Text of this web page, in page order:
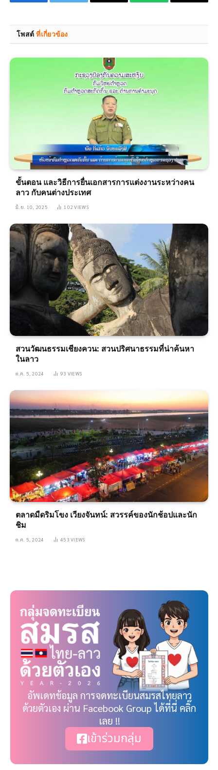
โพสต์ที่เกี่ยวข้อง
ขั้นตอน และวิธีการยื่นเอกสารการแต่งงานระหว่างคน
ลาว กับคนต่างประเทศ
มิ.ย. 10, 2025 102VIEWS
สวนวัฒนธรรมเชียงควน: สวนปริศนาธรรมที่น่าค้นหา
ในลาว
ต.ค. 5, 2024 93 VIEWS
ตลาดมืดริมโขง เวียงจันทน์: สวรรค์ของนักช้อปและนัก
ชิม
ต.ค. 5, 2024 453VIEWS
อัพเดทข้อมูล การจดทะเบียนสมรสไทยลาว
ด้วยตัวเอง ผ่าน Facebook Group ได้ที่นี่ คลิ๊ก
เลย !!
เข้าร่วมกลุ่ม